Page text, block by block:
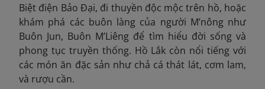
Biệt điện Bảo Đại, đi thuyền độc mộc trên hồ, hoặc
khám phá các buôn làng của người M’nông như
Buôn Jun, Buôn M’Liêng để tìm hiểu đời sống và
phong tục truyền thống. Hồ Lắk còn nổi tiếng với
các món ăn đặc sản như chả cá thát lát, cơm lam,
và rượu cần.